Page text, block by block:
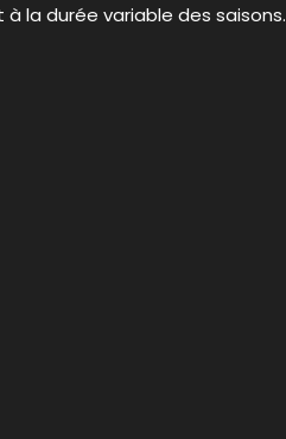
la durée variable des saisons.